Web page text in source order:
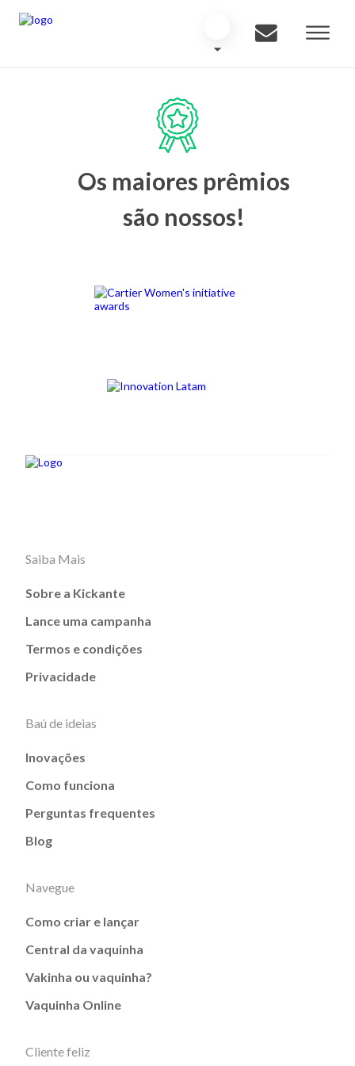
Os maiores prêmios
são nossos!
Saiba Mais
Sobre a Kickante
Lance uma campanha
Termos e condições
Privacidade
Baú de ideias
Inovações
Como funciona
Perguntas frequentes
Blog
Navegue
Como criar e lançar
Central da vaquinha
Vakinha ou vaquinha?
Vaquinha Online
Cliente feliz